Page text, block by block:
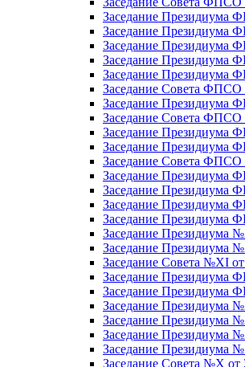
Заседание Президиума
Заседание Президиума
Заседание Президиума
Заседание Президиума
Заседание Президиума
Заседание Совета ФПСО
Заседание Президиума
Заседание Совета ФПСО
Заседание Президиума
Заседание Президиума
Заседание Совета ФПСО
Заседание Президиума
Заседание Президиума
Заседание Президиума
Заседание Президиума
Заседание Президиума
Заседание Президиума
Заседание Совета №XI от
Заседание Президиума
Заседание Президиума
Заседание Президиума
Заседание Президиума
Заседание Президиума
Заседание Президиума
Заседание Совета №X от